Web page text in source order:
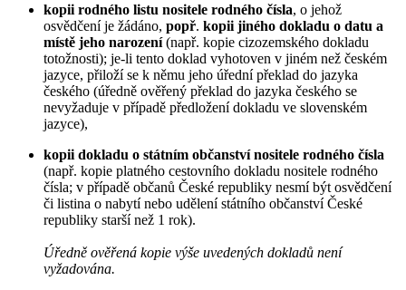
kopii rodného listu nositele rodného čísla, o jehož
osvědčení je žádáno, popř. kopii jiného dokladu o datu a
místě jeho narození(např. kopie cizozemského dokladu
totožnosti); je-li tento doklad vyhotoven v jiném než českém
jazyce, přiloží se k němu jeho úřední překlad do jazyka
českého (úředně ověřený překlad do jazyka českého se
nevyžaduje v případě předložení dokladu ve slovenském
jazyce),
kopii dokladu o státním občanství nositele rodného čísla
(např. kopie platného cestovního dokladu nositele rodného
čísla; v případě občanů České republiky nesmí být osvědčení
či listina o nabytí nebo udělení státního občanství České
republiky starší než 1 rok).
Úředně ověřená kopie výše uvedených dokladů není
vyžadována.